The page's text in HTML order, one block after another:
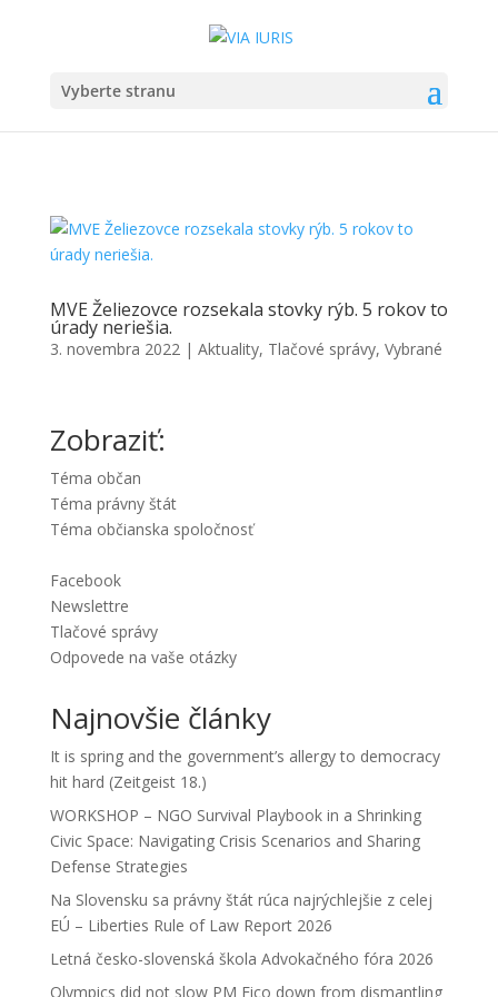
Vyberte stranu
MVE Želiezovce rozsekala stovky rýb. 5 rokov to
úrady neriešia.
3. novembra 2022| Aktuality, Tlačové správy, Vybrané
Zobraziť:
Téma občan
Téma právny štát
Téma občianska spoločnosť
Facebook
Newslettre
Tlačové správy
Odpovede na vaše otázky
Najnovšie články
It is spring and the government’s allergy to democracy
hit hard (Zeitgeist 18.)
WORKSHOP – NGO Survival Playbook in a Shrinking
Civic Space: Navigating Crisis Scenarios and Sharing
Defense Strategies
Na Slovensku sa právny štát rúca najrýchlejšie z celej
EÚ – Liberties Rule of Law Report 2026
Letná česko-slovenská škola Advokačného fóra 2026
Olympics did not slow PM Fico down from dismantling